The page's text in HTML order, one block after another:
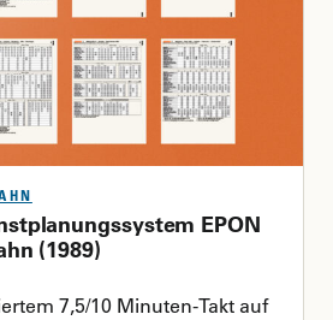
EPON
(1989)
7,5/10 Minuten-Takt auf